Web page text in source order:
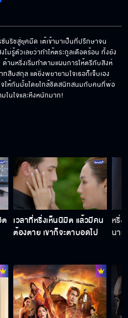
นริชสู่ยุคมืด เต้เข้ามาเป็นที่ปรึกษาจน
ม่รู้ตัวเลยว่าทำให้ตระกูลเดือดร้อน ทั้งยัง
านหริ่งเริ่มทำตามแผนการให้ตรีกับสิงห์
บสกุล แต่ยิ่งพยายามใจเธอก็เจ็บเอง
จให้กันมั้ยโดยใกล้ชิดสนิทสนมกับคนที่พ่อ
ในใจและหึงหนักมาก!
เวลาที่หริ่งเห็นนิมิต แล้วมีคน
ต้องตาย เขาก็จะตาบอดไป
หริ่ง
นาย